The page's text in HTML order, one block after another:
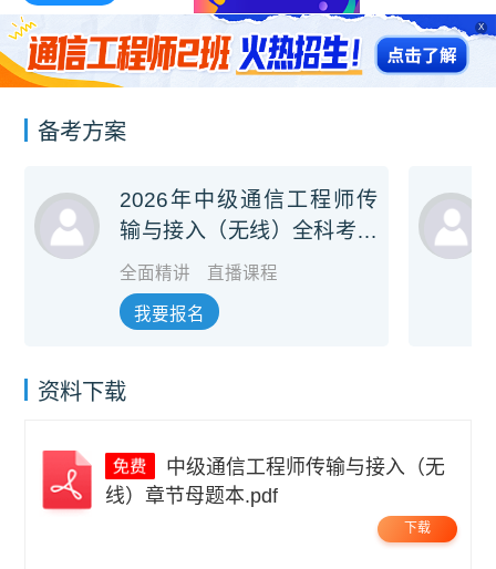
解析课
X
备考方案
2026年中级通信工程师传
输与接入（无线）全科考前
冲刺班
全面精讲 直播课程
我要报名
资料下载
线）章节母题本.pdf
下载